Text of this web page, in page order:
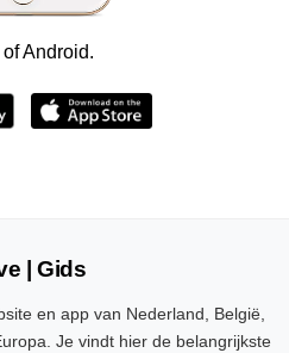
Android.
| Gids
en app van Nederland, België,
Je vindt hier de belangrijkste